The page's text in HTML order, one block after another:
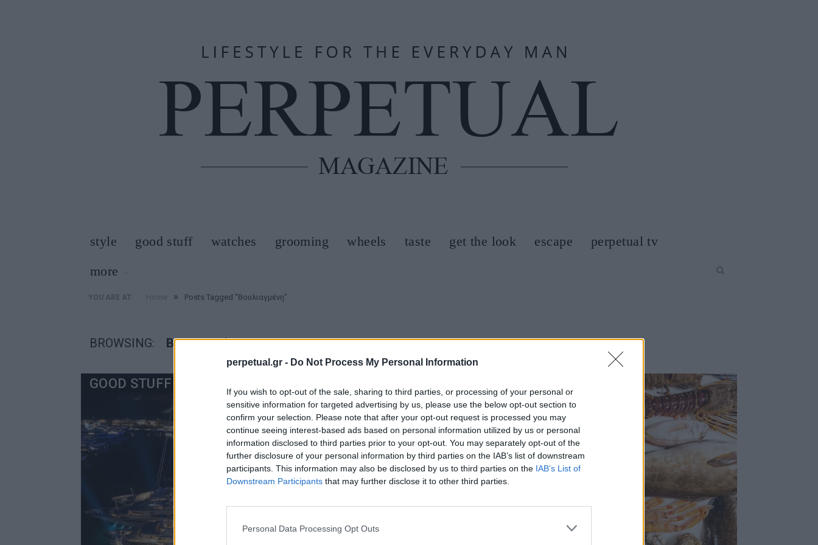
perpetual.gr - Do Not Process My Personal Information
If you wish to opt-out of the sale, sharing to third parties, or processing of your personal or
sensitive information for targeted advertising by us, please use the below opt-out section to
confirm your selection. Please note that after your opt-out request is processed you may
continue seeing interest-based ads based on personal information utilized by us or personal
information disclosed to third parties prior to your opt-out. You may separately opt-out of the
further disclosure of your personal information by third parties on the IAB’s list of downstream
participants. This information may also be disclosed by us to third parties on the IAB’s List of
Downstream Participants that may further disclose it to other third parties.
Personal Data Processing Opt Outs
style good stuff watches grooming wheels taste get the look escape
perpetual tv
more
YOU ARE AT: » Posts Tagged "Βουλιαγμένη"
BROWSING: ΒΟΥΛΙΑΓΜΈΝΗ
GOOD STUFF